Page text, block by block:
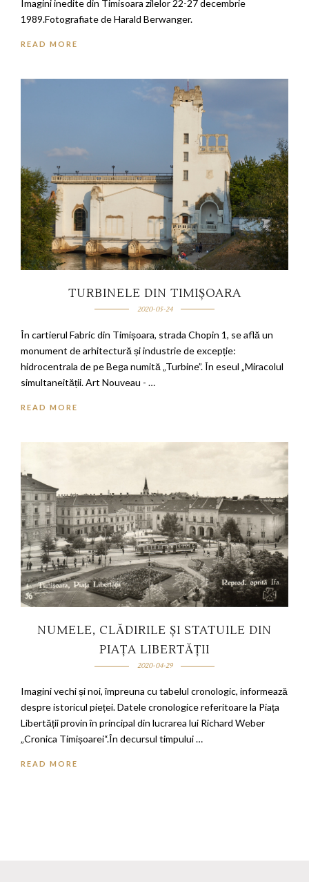
Imagini inedite din Timisoara zilelor 22-27 decembrie
1989.Fotografiate de Harald Berwanger.
READ MORE
TURBINELE DIN TIMIȘOARA
2020-05-24
În cartierul Fabric din Timișoara, strada Chopin 1, se află un
monument de arhitectură și industrie de excepție:
hidrocentrala de pe Bega numită „Turbine”. În eseul „Miracolul
simultaneității. Art Nouveau - …
READ MORE
NUMELE, CLĂDIRILE ȘI STATUILE DIN
PIAȚA LIBERTĂȚII
2020-04-29
Imagini vechi și noi, împreuna cu tabelul cronologic, informează
despre istoricul pieței. Datele cronologice referitoare la Piața
Libertății provin în principal din lucrarea lui Richard Weber
„Cronica Timișoarei“.În decursul timpului …
READ MORE